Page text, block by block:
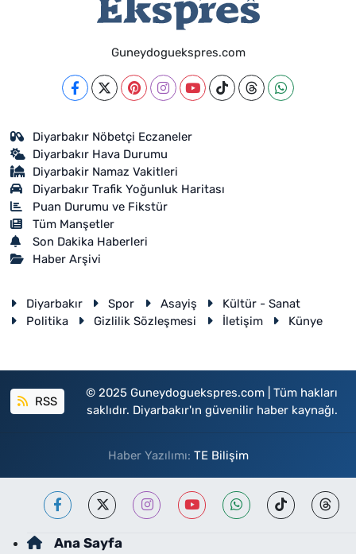
Guneydoguekspres.com
Diyarbakır Nöbetçi Eczaneler
Diyarbakır Hava Durumu
Diyarbakir Namaz Vakitleri
Diyarbakır Trafik Yoğunluk Haritası
Puan Durumu ve Fikstür
Tüm Manşetler
Son Dakika Haberleri
Haber Arşivi
Diyarbakır Spor Asayiş
Kültür - Sanat
Politika
Gizlilik Sözleşmesi İletişim Künye
RSS
© 2025 Guneydoguekspres.com | Tüm hakları
saklıdır. Diyarbakır'ın güvenilir haber kaynağı.
Haber Yazılımı: TE Bilişim
Ana Sayfa